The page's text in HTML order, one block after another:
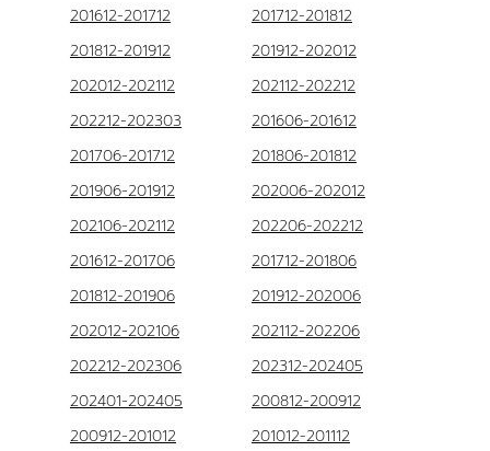
201612-201712
201712-201812
201812-201912
201912-202012
202012-202112
202112-202212
202212-202303
201606-201612
201706-201712
201806-201812
201906-201912
202006-202012
202106-202112
202206-202212
201612-201706
201712-201806
201812-201906
201912-202006
202012-202106
202112-202206
202212-202306
202312-202405
202401-202405
200812-200912
200912-201012
201012-201112